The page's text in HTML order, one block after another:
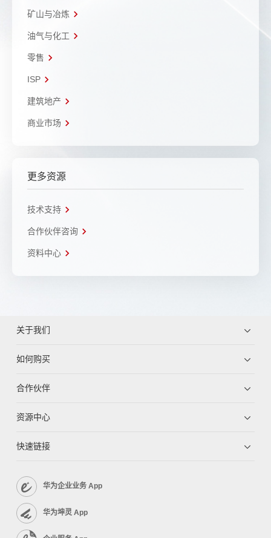
矿山与冶炼
油气与化工
零售
ISP
建筑地产
商业市场
更多资源
技术支持
合作伙伴咨询
资料中心
关于我们
如何购买
合作伙伴
资源中心
快速链接
华为企业业务 App
华为坤灵 App